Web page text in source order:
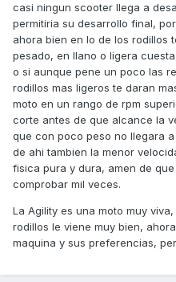
casi ningun scooter llega a
permitiria su desarrollo final,
ahora bien en lo de los rodillos
pesado, en llano o ligera
o si aunque pene un poco las
rodillos mas ligeros te daran
moto en un rango de rpm
corte antes de que alcance la
que con poco peso no llegara
de ahi tambien la menor
fisica pura y dura, amen de
comprobar mil veces.
La Agility es una moto muy
rodillos le viene muy bien,
maquina y sus preferencias,